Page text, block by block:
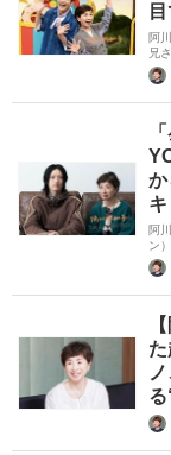
阿
兄
か
キ
阿
ン